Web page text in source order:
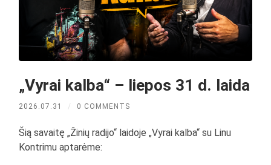
„Vyrai kalba“ – liepos 31 d. laida
2026.07.31 / 0 COMMENTS
Šią savaitę „Žinių radijo“ laidoje „Vyrai kalba“ su Linu
Kontrimu aptarėme: